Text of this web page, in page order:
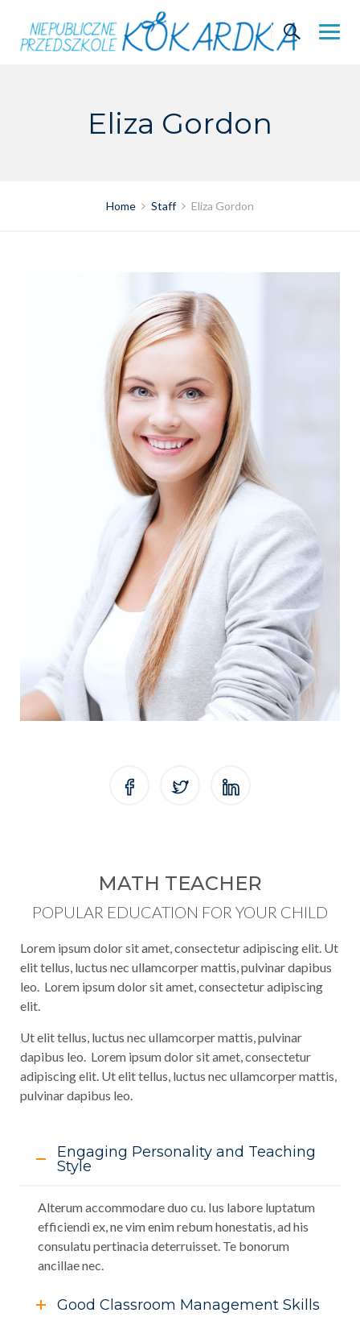
content
Eliza Gordon
Home Staff Eliza Gordon
MATH TEACHER
POPULAR EDUCATION FOR YOUR CHILD
Lorem ipsum dolor sit amet, consectetur adipiscing elit. Ut
elit tellus, luctus nec ullamcorper mattis, pulvinar dapibus
leo. Lorem ipsum dolor sit amet, consectetur adipiscing
elit.
Ut elit tellus, luctus nec ullamcorper mattis, pulvinar
dapibus leo. Lorem ipsum dolor sit amet, consectetur
adipiscing elit. Ut elit tellus, luctus nec ullamcorper mattis,
pulvinar dapibus leo.
Engaging Personality and Teaching
Style
Alterum accommodare duo cu. Ius labore luptatum
efficiendi ex, ne vim enim rebum honestatis, ad his
consulatu pertinacia deterruisset. Te bonorum
ancillae nec.
Good Classroom Management Skills